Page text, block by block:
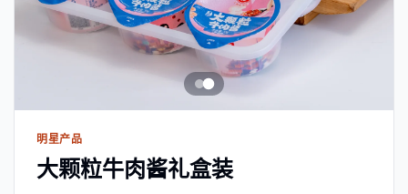
明星产品
大颗粒牛肉酱礼盒装